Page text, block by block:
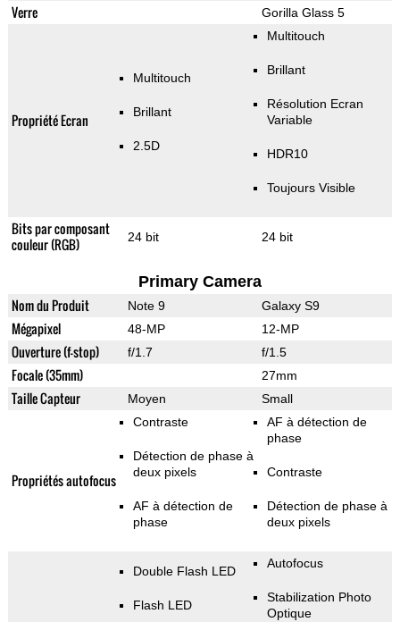
Verre Gorilla Glass 5
Propriété Ecran
Multitouch
Brillant
2.5D
Multitouch
Brillant
Résolution Ecran
Variable
HDR10
Toujours Visible
Bits par composant
couleur (RGB)
24 bit 24 bit
Primary Camera
Nom du Produit Note 9 Galaxy S9
Mégapixel 48-MP 12-MP
Ouverture (f-stop) f/1.7 f/1.5
Focale (35mm) 27mm
Taille Capteur Moyen Small
Propriétés autofocus
Contraste
Détection de phase à
deux pixels
AF à détection de
phase
AF à détection de
phase
Contraste
Détection de phase à
deux pixels
Double Flash LED
Flash LED
Autofocus
Stabilization Photo
Optique